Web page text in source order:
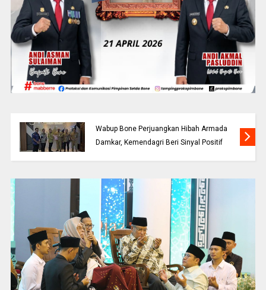
Wabup Bone Perjuangkan Hibah Armada
Damkar, Kemendagri Beri Sinyal Positif